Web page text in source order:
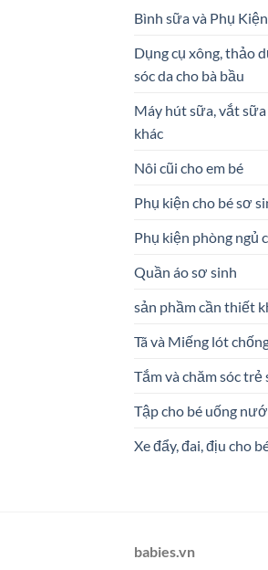
Bình sữa và Phụ Kiện
Dụng cụ xông, thảo
sóc da cho bà bầu
Máy hút sữa, vắt
khác
Nôi cũi cho em bé
Phụ kiện cho bé sơ
Phụ kiện phòng ngủ
Quần áo sơ sinh
sản phầm cần thiết
Tã và Miếng lót
Tắm và chăm sóc trẻ
Tập cho bé uống
Xe đẩy, đai, địu cho
babies.vn